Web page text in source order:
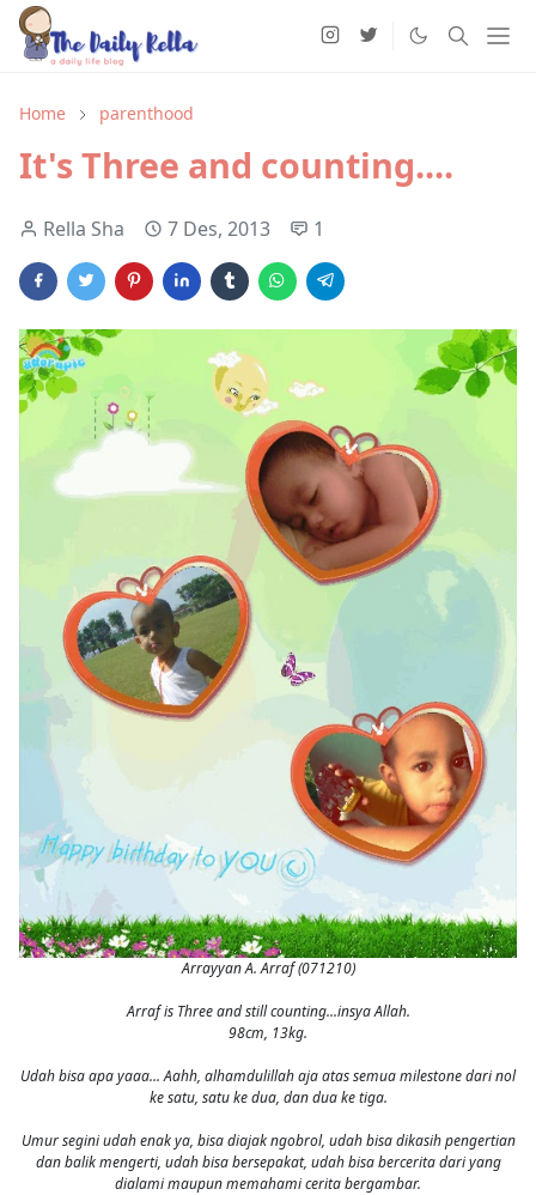
Home parenthood
It's Three and counting....
Rella Sha 7 Des, 2013 1
Arrayyan A. Arraf (071210)
Arraf is Three and still counting...insya Allah.
98cm, 13kg.
Udah bisa apa yaaa... Aahh, alhamdulillah aja atas semua milestone dari nol
ke satu, satu ke dua, dan dua ke tiga.
Umur segini udah enak ya, bisa diajak ngobrol, udah bisa dikasih pengertian
dan balik mengerti, udah bisa bersepakat, udah bisa bercerita dari yang
dialami maupun memahami cerita bergambar.